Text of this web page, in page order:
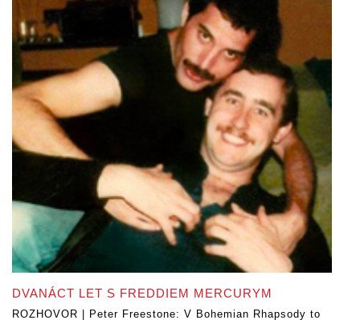
DVANÁCT LET S FREDDIEM MERCURYM
ROZHOVOR | Peter Freestone: V Bohemian Rhapsody to